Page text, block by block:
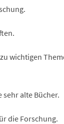
wichtigen
sehr alte Bücher.
die Forschung.